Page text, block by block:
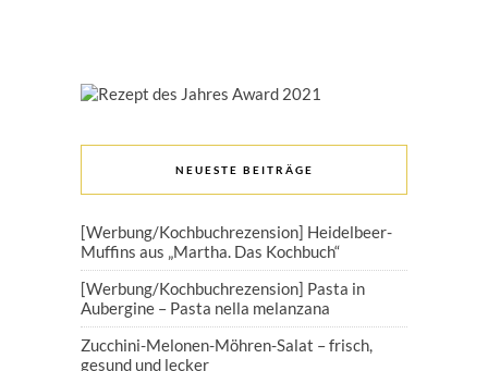
NEUESTE BEITRÄGE
[Werbung/Kochbuchrezension] Heidelbeer-
Muffins aus „Martha. Das Kochbuch“
[Werbung/Kochbuchrezension] Pasta in
Aubergine – Pasta nella melanzana
Zucchini-Melonen-Möhren-Salat – frisch,
gesund und lecker